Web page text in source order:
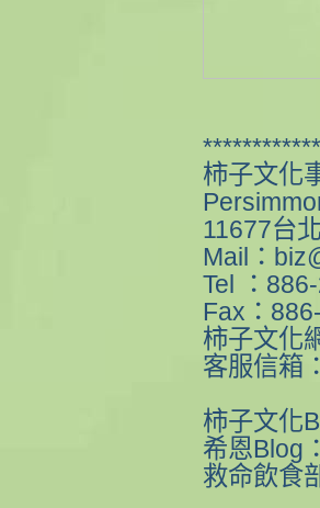
柿子文化
11677台
Mail：
Tel ：
Fax：
柿子文化
客服信箱：
柿子文化
希恩Blog：
救命飲食